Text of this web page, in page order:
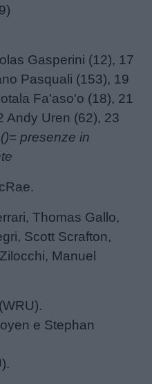
Gasperini (12), 17
Pasquali (153), 19
Fa'aso'o (18), 21
Andy Uren (62), 23
()= presenze in
Thomas Gallo,
Scott Scrafton,
Manuel
e Stephan